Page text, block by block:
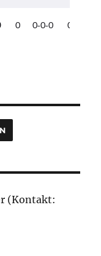
(Kontakt: